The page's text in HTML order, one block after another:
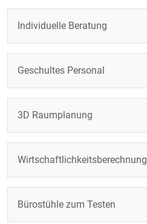
Individuelle Beratung
Geschultes Personal
3D Raumplanung
Wirtschaftlichkeitsberechnung
Bürostühle zum Testen